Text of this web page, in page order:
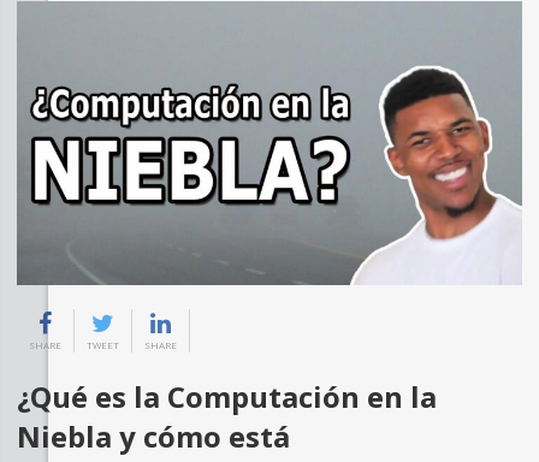
SHARE TWEET SHARE
¿Qué es la Computación en la
Niebla y cómo está